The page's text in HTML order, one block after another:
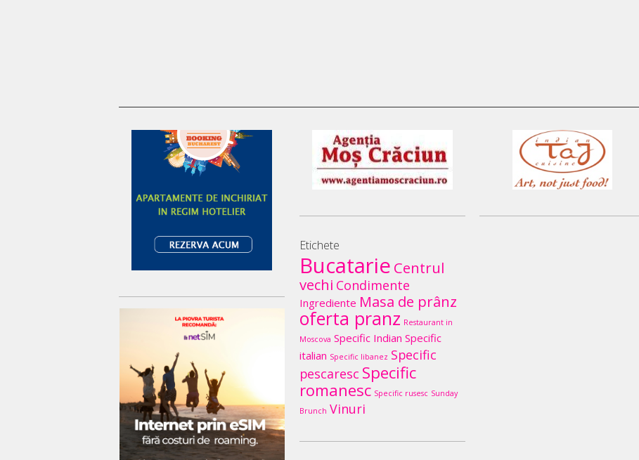
Etichete
Bucatarie Centrul
vechi Condimente
Ingrediente Masa de prânz
oferta pranz Restaurant in
Moscova Specific Indian Specific
italian Specific libanez Specific
pescaresc Specific
romanesc Specific rusesc Sunday
Brunch Vinuri